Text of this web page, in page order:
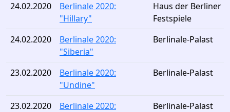
24.02.2020
Berlinale 2020:
"Hillary"
Haus der Berliner
Festspiele
24.02.2020
Berlinale 2020:
"Siberia"
Berlinale-Palast
23.02.2020
Berlinale 2020:
"Undine"
Berlinale-Palast
23.02.2020
Berlinale 2020:
Berlinale-Palast